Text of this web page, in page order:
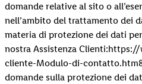
domande relative al sito o
nell’ambito del trattamento dei
materia di protezione dei dati
nostra Assistenza
cliente-Modulo-di-
domande sulla protezione dei